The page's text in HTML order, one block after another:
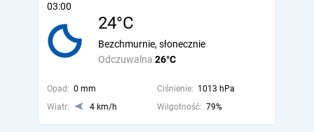
03:00
24°C
Odczuwalna 26°C
Bezchmurnie, słonecznie
Opad: 0 mm Ciśnienie: 1013 hPa
Wiatr:
4 km/h Wilgotność: 79%